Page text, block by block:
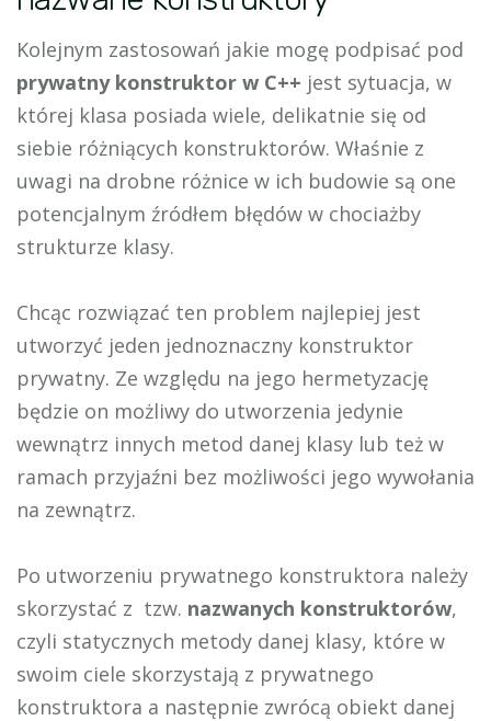
Kolejnym zastosowań jakie mogę podpisać pod
prywatny konstruktor w C++ jest sytuacja, w
której klasa posiada wiele, delikatnie się od
siebie różniących konstruktorów. Właśnie z
uwagi na drobne różnice w ich budowie są one
potencjalnym źródłem błędów w chociażby
strukturze klasy.
Chcąc rozwiązać ten problem najlepiej jest
utworzyć jeden jednoznaczny konstruktor
prywatny. Ze względu na jego hermetyzację
będzie on możliwy do utworzenia jedynie
wewnątrz innych metod danej klasy lub też w
ramach przyjaźni bez możliwości jego wywołania
na zewnątrz.
Po utworzeniu prywatnego konstruktora należy
skorzystać z tzw. nazwanych konstruktorów,
czyli statycznych metody danej klasy, które w
swoim ciele skorzystają z prywatnego
konstruktora a następnie zwrócą obiekt danej